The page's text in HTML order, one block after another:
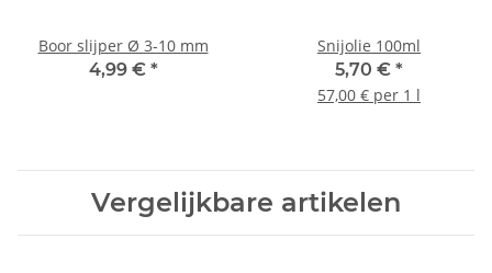
Boor slijper Ø 3-10 mm
4,99 € *
Snijolie 100ml
5,70 € *
57,00 € per 1 l
Vergelijkbare artikelen